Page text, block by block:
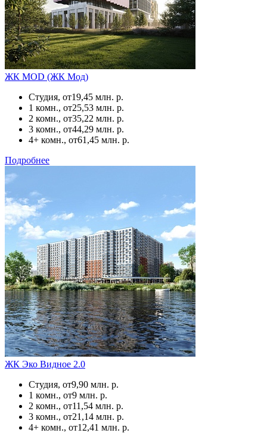
ЖК MOD (ЖК Мод)
Студия, от19,45 млн. р.
1 комн., от25,53 млн. р.
2 комн., от35,22 млн. р.
3 комн., от44,29 млн. р.
4+ комн., от61,45 млн. р.
Подробнее
ЖК Эко Видное 2.0
Студия, от9,90 млн. р.
1 комн., от9 млн. р.
2 комн., от11,54 млн. р.
3 комн., от21,14 млн. р.
4+ комн., от12,41 млн. р.